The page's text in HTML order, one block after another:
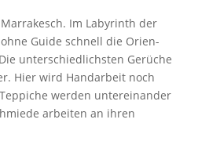
Im Labyrinth der
Guide schnell die Ori­en­
unter­schiedlich­sten Gerüche
Hier wird Han­dar­beit noch
wer­den untere­inan­der
arbeit­en an ihren